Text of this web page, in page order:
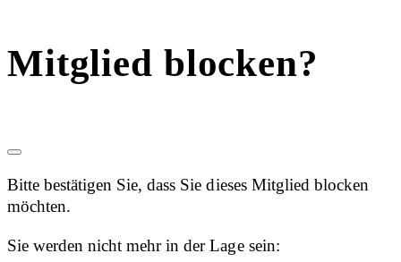
Mitglied blocken?
Bitte bestätigen Sie, dass Sie dieses Mitglied blocken
möchten.
Sie werden nicht mehr in der Lage sein: